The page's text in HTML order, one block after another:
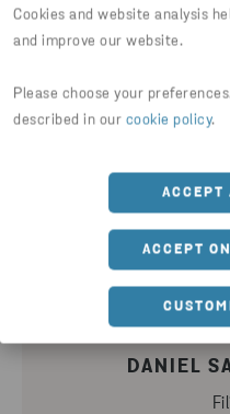
Cookies and website analysis
and improve our website.
Please choose your
described in our cookie policy.
ACCEPT
ACCEPT
DANIEL